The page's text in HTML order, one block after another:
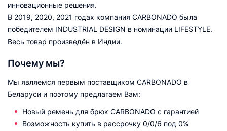
инновационные решения.
В 2019, 2020, 2021 годах компания CARBONADO была
победителем INDUSTRIAL DESIGN в номинации LIFESTYLE.
Весь товар произведён в Индии.
Почему мы?
Мы являемся первым поставщиком CARBONADO в
Беларуси и поэтому предлагаем Вам:
Новый ремень для брюк CARBONADO с гарантией
Возможность купить в рассрочку 0/0/6 под 0%